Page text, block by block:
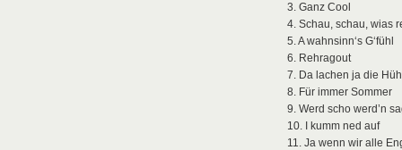
3. Ganz Cool
4. Schau, schau, wias
5. A wahnsinn‘s G‘fühl
6. Rehragout
7. Da lachen ja die
8. Für immer Sommer
9. Werd scho werd’n
10. I kumm ned auf
11. Ja wenn wir alle